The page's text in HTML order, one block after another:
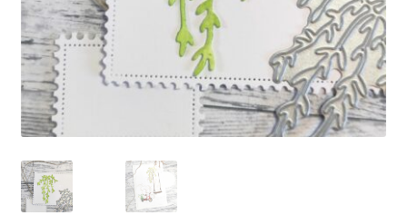
Mitt konto